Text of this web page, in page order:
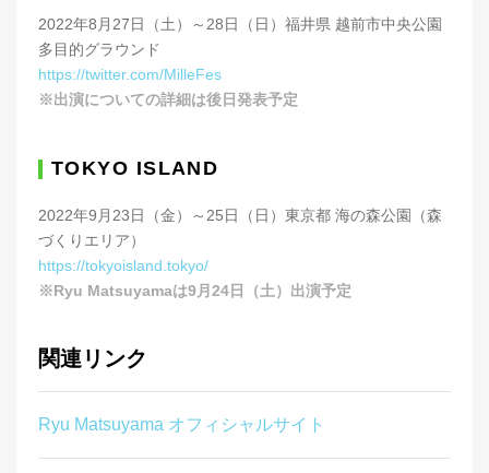
2022年8月27日（土）～28日（日）福井県 越前市中央公園
多目的グラウンド
https://twitter.com/MilleFes
※出演についての詳細は後日発表予定
TOKYO ISLAND
2022年9月23日（金）～25日（日）東京都 海の森公園（森
づくりエリア）
https://tokyoisland.tokyo/
※Ryu Matsuyamaは9月24日（土）出演予定
関連リンク
Ryu Matsuyama オフィシャルサイト